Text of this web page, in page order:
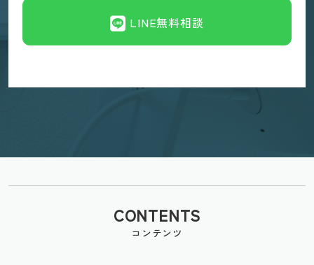
LINE無料相談
CONTENTS
コンテンツ